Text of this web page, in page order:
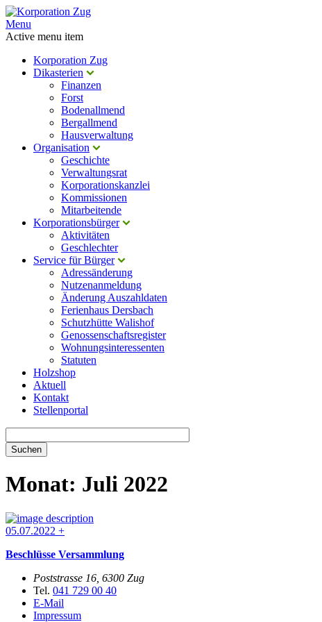
Menu
Active menu item
Korporation Zug
Dikasterien
Finanzen
Forst
Bodenallmend
Bergallmend
Hausverwaltung
Organisation
Geschichte
Verwaltungsrat
Korporationskanzlei
Kommissionen
Mitarbeitende
Korporationsbürger
Aktivitäten
Geschlechter
Service für Bürger
Adressänderung
Nutzenanmeldung
Änderung Auszahldaten
Ferienhaus Dersbach
Schutzhütte Walishof
Genossenschaftsregister
Wohnungsinteressenten
Statuten
Holzshop
Aktuell
Kontakt
Stellenportal
Monat: Juli 2022
05.07.2022 +
Beschlüsse Versammlung
Poststrasse 16, 6300 Zug
Tel. 041 729 00 40
E-Mail
Impressum